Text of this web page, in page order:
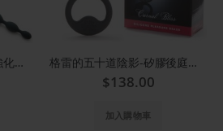
格雷的五十道陰影-快感強化後庭拉珠棒 9770 格雷的五十道陰影-矽膠後庭初學拉珠 4937
$138.00
加入購物車